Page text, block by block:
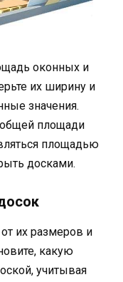
оконных и
их ширину и
значения.
площади
площадью
досками.
их размеров и
какую
учитывая